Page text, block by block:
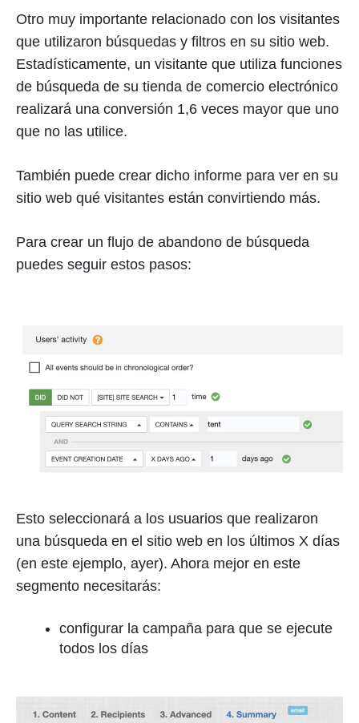
Otro muy importante relacionado con los visitantes
que utilizaron búsquedas y filtros en su sitio web.
Estadísticamente, un visitante que utiliza funciones
de búsqueda de su tienda de comercio electrónico
realizará una conversión 1,6 veces mayor que uno
que no las utilice.
También puede crear dicho informe para ver en su
sitio web qué visitantes están convirtiendo más.
Para crear un flujo de abandono de búsqueda
puedes seguir estos pasos:
Esto seleccionará a los usuarios que realizaron
una búsqueda en el sitio web en los últimos X días
(en este ejemplo, ayer). Ahora mejor en este
segmento necesitarás:
configurar la campaña para que se ejecute
todos los días